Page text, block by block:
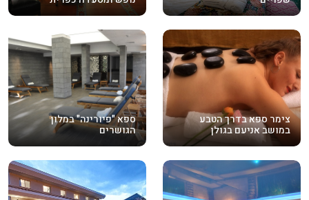
צימר ספא בדרך הטבע
במושב אניעם בגולן
ספא "פיורינה" במלון
הגושרים